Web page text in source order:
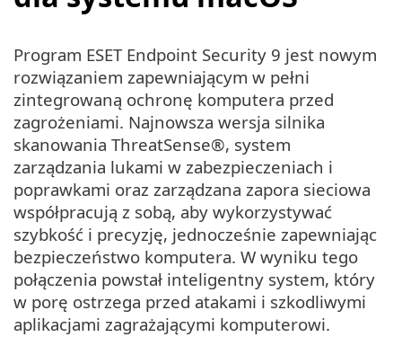
Program ESET Endpoint Security 9 jest nowym
rozwiązaniem zapewniającym w pełni
zintegrowaną ochronę komputera przed
zagrożeniami. Najnowsza wersja silnika
skanowania ThreatSense®, system
zarządzania lukami w zabezpieczeniach i
poprawkami oraz zarządzana zapora sieciowa
współpracują z sobą, aby wykorzystywać
szybkość i precyzję, jednocześnie zapewniając
bezpieczeństwo komputera. W wyniku tego
połączenia powstał inteligentny system, który
w porę ostrzega przed atakami i szkodliwymi
aplikacjami zagrażającymi komputerowi.